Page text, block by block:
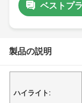
ベストプ
製品の説明
ハイライト: